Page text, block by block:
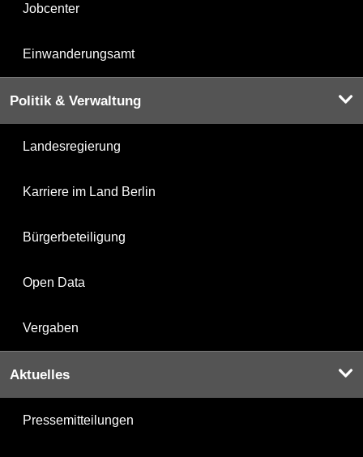
Jobcenter
Einwanderungsamt
Politik & Verwaltung
Landesregierung
Karriere im Land Berlin
Bürgerbeteiligung
Open Data
Vergaben
Aktuelles
Pressemitteilungen